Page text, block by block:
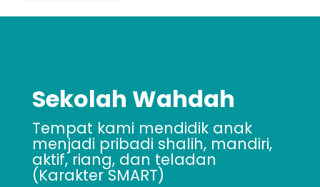
Sekolah Wahdah
Tempat kami mendidik anak
menjadi pribadi shalih, mandiri,
aktif, riang, dan teladan
(Karakter SMART)